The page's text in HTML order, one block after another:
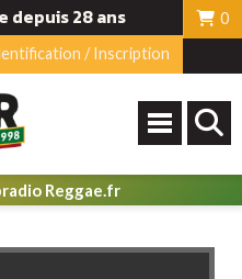
depuis 28 ans
0
/ Inscription
Reggae.fr